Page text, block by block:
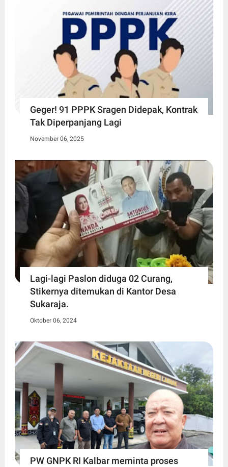
Geger! 91 PPPK Sragen Didepak, Kontrak
Tak Diperpanjang Lagi
November 06, 2025
Lagi-lagi Paslon diduga 02 Curang,
Stikernya ditemukan di Kantor Desa
Sukaraja.
Oktober 06, 2024
PW GNPK RI Kalbar meminta proses